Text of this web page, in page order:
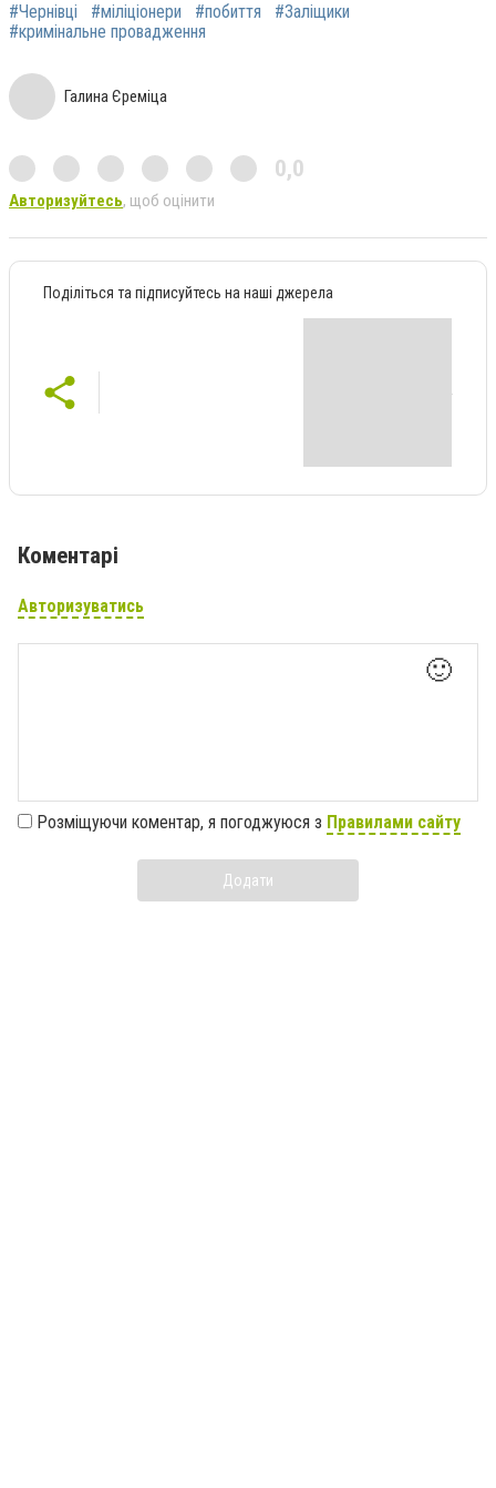
#Чернівці #міліціонери #побиття
#Заліщики
#кримінальне провадження
Галина Єреміца
0,0
Авторизуйтесь, щоб оцінити
Поділіться та підписуйтесь на наші джерела
Коментарі
Авторизуватись
🙂
Розміщуючи коментар, я погоджуюся з Правилами сайту
Додати